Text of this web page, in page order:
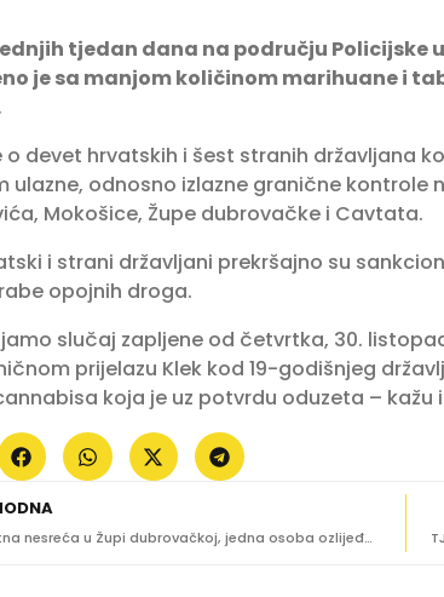
tjedan dana na području Policijske
je sa manjom količinom marihuane i
o devet hrvatskih i šest stranih državljana
ulazne, odnosno izlazne granične
Mokošice, Župe dubrovačke i Cavtata.
i strani državljani prekršajno su
opojnih droga.
slučaj zapljene od četvrtka, 30.
prijelazu Klek kod 19-godišnjeg
koja je uz potvrdu oduzeta – kažu
Prometna nesreća u Župi dubrovačkoj, jedna osoba ozlijeđena